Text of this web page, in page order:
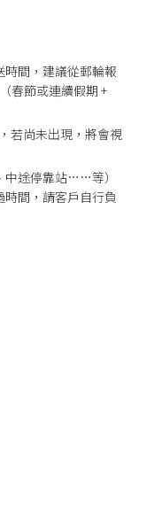
間，建議從郵輪報
春節或連續假期 +
若尚未出現，將會視
中途停靠站……等）
間，請客戶自行負